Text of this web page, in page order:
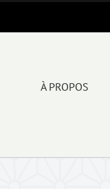
À PROPOS